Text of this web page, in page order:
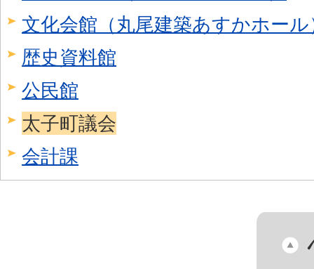
文化会館（丸尾建築あすかホール
歴史資料館
公民館
太子町議会
会計課